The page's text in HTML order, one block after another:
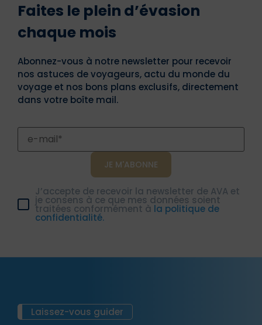
Faites le plein d’évasion
chaque mois
Abonnez-vous à notre newsletter pour recevoir
nos astuces de voyageurs, actu du monde du
voyage et nos bons plans exclusifs, directement
dans votre boîte mail.
J’accepte de recevoir la newsletter de AVA et
je consens à ce que mes données soient
traitées conformément à la politique de
confidentialité.
Laissez-vous guider